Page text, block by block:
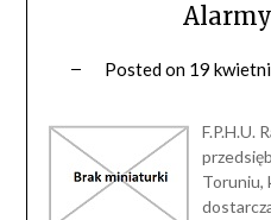
Posted on 19
F.P.H.U.
Toruniu,